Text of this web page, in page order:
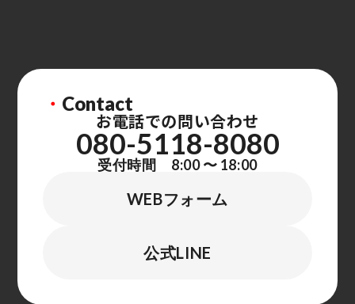
・ Contact
お電話での問い合わせ
080-5118-8080
受付時間 8:00 〜 18:00
WEBフォーム
公式LINE